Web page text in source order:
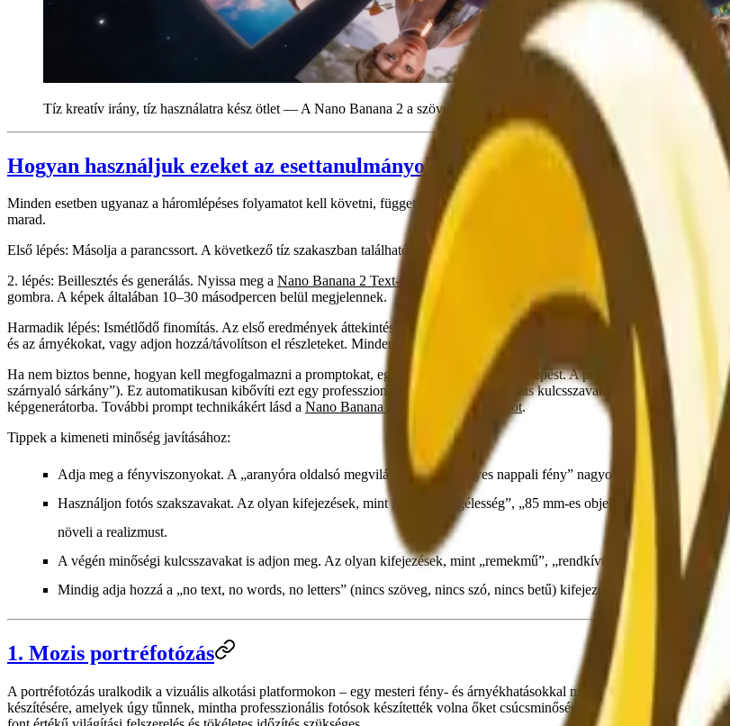
Tíz kreatív irány, tíz használatra kész ötlet — A Nano Banana 2 a szöveget professzionális minőségű képekké alakítja,
Hogyan használjuk ezeket az esettanulmányokat?
Minden esetben ugyanaz a háromlépéses folyamatot kell követni, függetlenül attól, hogy Ön új a mesterséges intelligencia
marad.
Első lépés: Másolja a parancssort. A következő tíz szakaszban található minden parancssor egy kódblokkban található;
2. lépés: Beillesztés és generálás. Nyissa meg a Nano Banana 2 Text-to-Image Generator
eszközt, illessze be a parancsot a
gombra. A képek általában 10–30 másodpercen belül megjelennek.
Harmadik lépés: Ismétlődő finomítás. Az első eredmények áttekintése után módosítsa a prompt bármely elemét az igényeinek
és az árnyékokat, vagy adjon hozzá/távolítson el részleteket. Minden generáció a felfedezés kezdetét jelenti, nem pedig a végét.
Ha nem biztos benne, hogyan kell megfogalmazni a promptokat, egyszerűen hagyja ki ezt a lépést. A prompt generátor
szárnyaló sárkány”). Ez automatikusan kibővíti ezt egy professzionális prompttá, amely stílus kulcsszavakat, világítási
képgenerátorba. További prompt technikákért lásd a Nano Banana 2 felhasználói útmutatót.
Tippek a kimeneti minőség javításához:
Adja meg a fényviszonyokat. A „aranyóra oldalsó megvilágítás” és a „fényes nappali fény” nagyon különböző
Használjon fotós szakszavakat. Az olyan kifejezések, mint „kis mélységélesség”, „85 mm-es objektív” és „széles
növeli a realizmust.
A végén minőségi kulcsszavakat is adjon meg. Az olyan kifejezések, mint „remekmű”, „rendkívül részletes” és „8K
Mindig adja hozzá a „no text, no words, no letters” (nincs szöveg, nincs szó, nincs betű) kifejezést
, hogy
1. Mozis portréfotózás
A portréfotózás uralkodik a vizuális alkotási platformokon – egy mesteri fény- és árnyékhatásokkal megörökített arc azonnal
készítésére, amelyek úgy tűnnek, mintha professzionális fotósok készítették volna őket csúcsminőségű felszereléssel, ideális